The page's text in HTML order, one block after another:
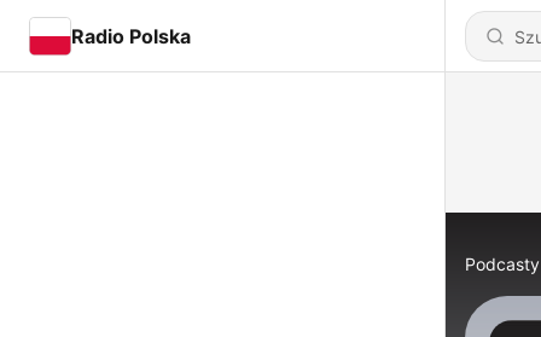
Radio Polska
Podcasty